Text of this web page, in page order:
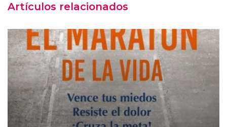
Artículos relacionados